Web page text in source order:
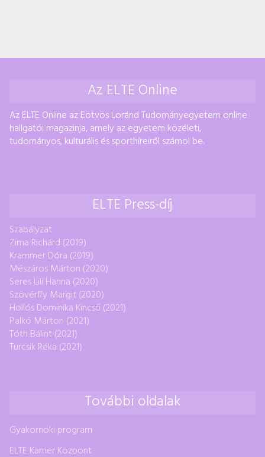
Az ELTE Online
Az ELTE Online az Eötvös Loránd Tudományegyetem online
hallgatói magazinja, amely az egyetem közéleti,
tudományos, kulturális és sporthíreiről számol be.
ELTE Press-díj
Szabályzat
Zima Richárd (2019)
Krammer Dóra (2019)
Mészáros Márton (2020)
Seres Lili Hanna (2020)
Szövérffy Margit (2020)
Hollós Dominika Kincső (2021)
Palkó Márton (2021)
Tóth Bálint (2021)
Turcsik Réka (2021)
További oldalak
Gyakornoki program
ELTE Karrier Központ